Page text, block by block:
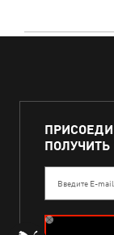
ПОЛУЧИТЬ
Введите E-mail